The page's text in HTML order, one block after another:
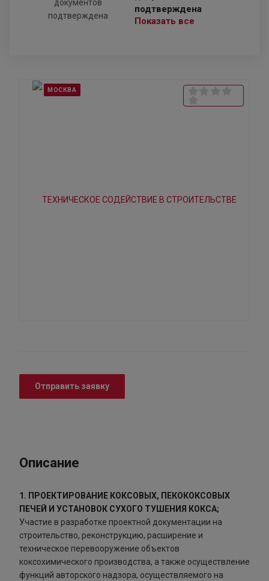
подтверждена
Показать все
МОСКВА
Отправить заявку
Описание
1. ПРОЕКТИРОВАНИЕ КОКСОВЫХ, ПЕКОКОКСОВЫХ
ПЕЧЕЙ И УСТАНОВОК СУХОГО ТУШЕНИЯ КОКСА;
Участие в разработке проектной документации на
строительство, реконструкцию, расширение и
техническое перевооружение объектов
коксохимического производства, а также осуществление
функций авторского надзора, осуществляемого на